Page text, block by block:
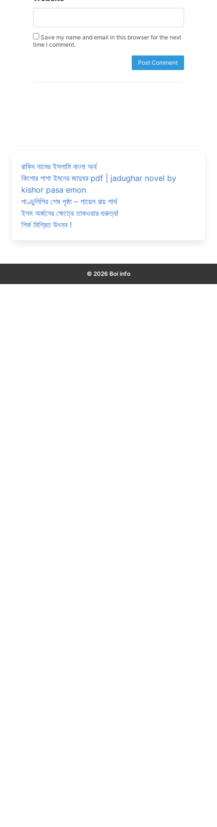
Save my name and email in this browser for the next
time I comment.
রাকিব নামের ইসলামি বাংলা অর্থ
কিশোর পাশা ইমনের জাদুঘর pdf | jadughar novel by
kishor pasa emon
পাণ্ডুলিপির শেষ পৃষ্ঠা – পায়েল রায় পার্থ
ইলম অর্জনের ক্ষেত্রে তাকওয়ার গুরুত্ব!
শির্ক মিশ্রিত উৎসব !
© 2026 Boi info